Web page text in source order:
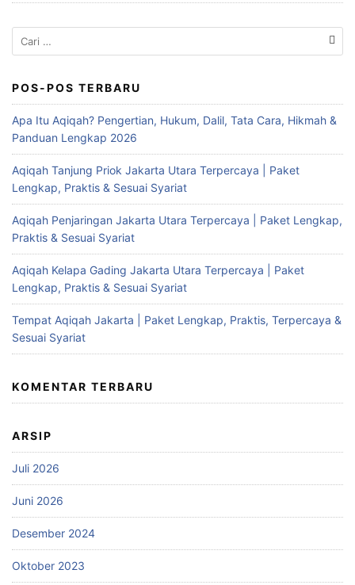
Cari
untuk:
POS-POS TERBARU
Apa Itu Aqiqah? Pengertian, Hukum, Dalil, Tata Cara, Hikmah &
Panduan Lengkap 2026
Aqiqah Tanjung Priok Jakarta Utara Terpercaya | Paket
Lengkap, Praktis & Sesuai Syariat
Aqiqah Penjaringan Jakarta Utara Terpercaya | Paket Lengkap,
Praktis & Sesuai Syariat
Aqiqah Kelapa Gading Jakarta Utara Terpercaya | Paket
Lengkap, Praktis & Sesuai Syariat
Tempat Aqiqah Jakarta | Paket Lengkap, Praktis, Terpercaya &
Sesuai Syariat
KOMENTAR TERBARU
ARSIP
Juli 2026
Juni 2026
Desember 2024
Oktober 2023